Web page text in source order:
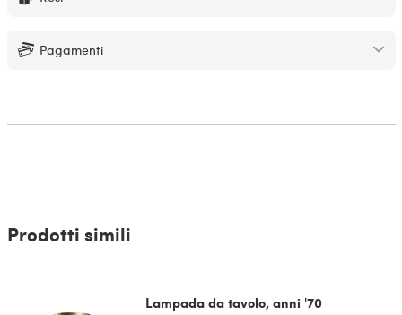
Pagamenti
Prodotti simili
Lampada da tavolo, anni '70